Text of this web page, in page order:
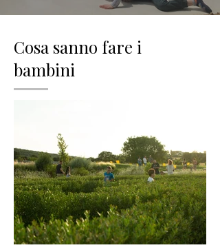
Cosa sanno fare i
bambini